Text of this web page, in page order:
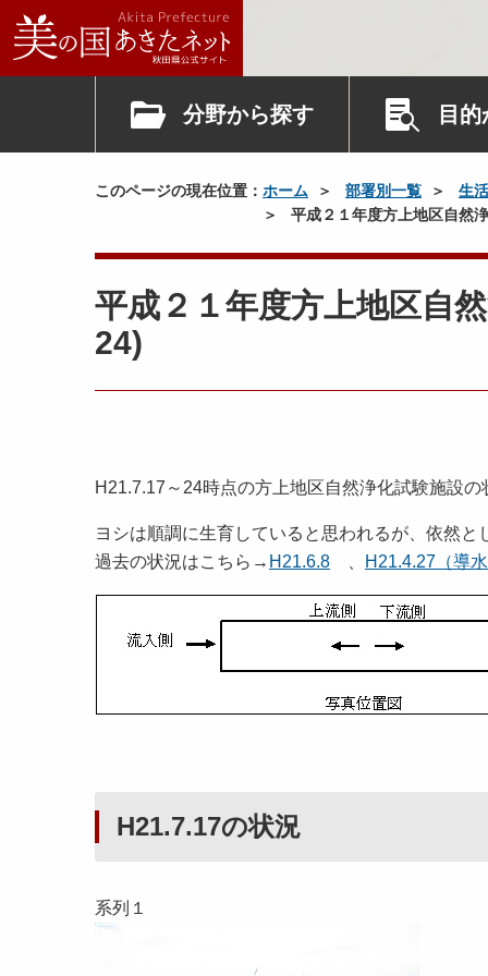
分野から探す 目
このページの現在位置： ホーム 部署別一覧
生
平成２１年度方上地区自然
平成２１年度方上地区自
24)
H21.7.17～24時点の方上地区自然浄化試験施設の
ヨシは順調に生育していると思われるが、依然
過去の状況はこちら→ H21.6.8 H21.4.27（導
H21.7.17の状況
系列１